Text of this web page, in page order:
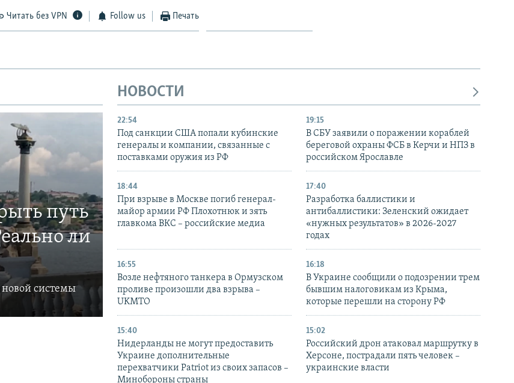
Читать без VPN Follow us Печать
путь
ли
новой системы
НОВОСТИ
22:54
Под санкции США попали кубинские
генералы и компании, связанные с
поставками оружия из РФ
19:15
В СБУ заявили о поражении кораблей
береговой охраны ФСБ в Керчи и НПЗ в
российском Ярославле
18:44
При взрыве в Москве погиб генерал-
майор армии РФ Плохотнюк и зять
главкома ВКС – российские медиа
17:40
Разработка баллистики и
антибаллистики: Зеленский ожидает
«нужных результатов» в 2026-2027
годах
16:55
Возле нефтяного танкера в Ормузском
проливе произошли два взрыва –
UKMTO
16:18
В Украине сообщили о подозрении трем
бывшим налоговикам из Крыма,
которые перешли на сторону РФ
15:40
Нидерланды не могут предоставить
Украине дополнительные
перехватчики Patriot из своих запасов –
Минобороны страны
15:02
Российский дрон атаковал маршрутку в
Херсоне, пострадали пять человек –
украинские власти